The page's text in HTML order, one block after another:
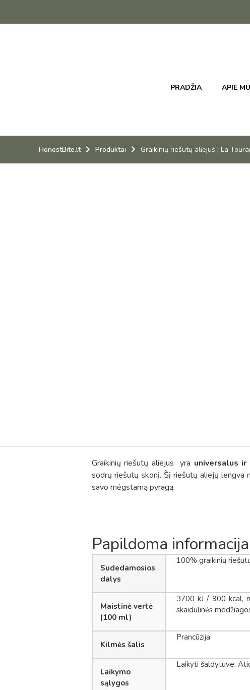
PRADŽIA APIE
HonestBite.lt Produktai Graikinių riešutų aliejus | La
Graikinių riešutų aliejus yra universalus
sodrų riešutų skonį. Šį riešutų aliejų lengva
savo mėgstamą pyragą.
Papildoma informacija
Sudedamosios
dalys
100% graikinių
Maistinė vertė
(100 ml)
3700 kJ / 900 kcal,
skaidulinės
Kilmės šalis
Prancūzija
Laikymo
sąlygos
Laikyti šaldytuve.